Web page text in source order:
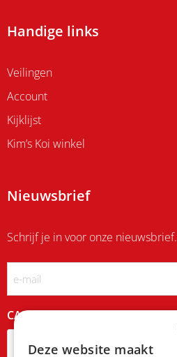
Handige links
Veilingen
Account
Kijklijst
Kim’s Koi winkel
Nieuwsbrief
Schrijf je in voor onze nieuwsbrief.
CAPTCHA
Deze website maakt